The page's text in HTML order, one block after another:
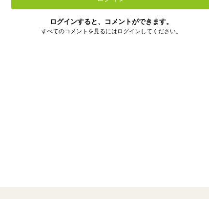
ログインすると、コメントができます。
すべてのコメントを見るにはログインしてください。